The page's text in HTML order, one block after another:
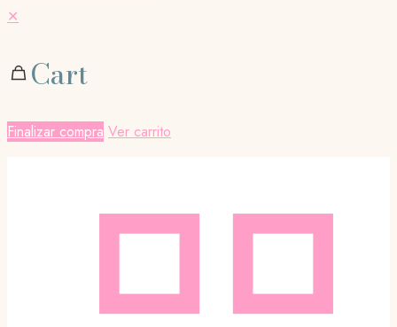
✕
Cart
Finalizar compra Ver carrito